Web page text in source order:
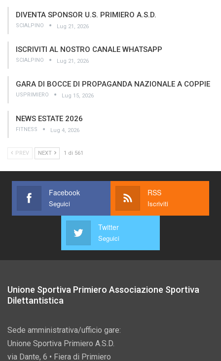
DIVENTA SPONSOR U.S. PRIMIERO A.S.D.
SCIALPINO Lug 21, 2026
ISCRIVITI AL NOSTRO CANALE WHATSAPP
SCIALPINO Lug 21, 2026
GARA DI BOCCE DI PROPAGANDA NAZIONALE A COPPIE
USPRIMIERO Lug 15, 2026
NEWS ESTATE 2026
FITNESS Lug 4, 2026
PREV NEXT 1 di 561
Facebook
Seguici
RSS
Iscriviti
Twitter
Seguici
Unione Sportiva Primiero Associazione Sportiva
Dilettantistica
Sede amministrativa/ufficio gare:
Unione Sportiva Primiero A.S.D.
via Dante, 6 • Fiera di Primiero